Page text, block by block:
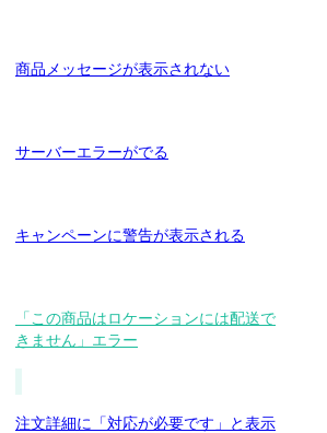
商品メッセージが表示されない
サーバーエラーがでる
キャンペーンに警告が表示される
「この商品はロケーションには配送で
きません」エラー
注文詳細に「対応が必要です」と表示